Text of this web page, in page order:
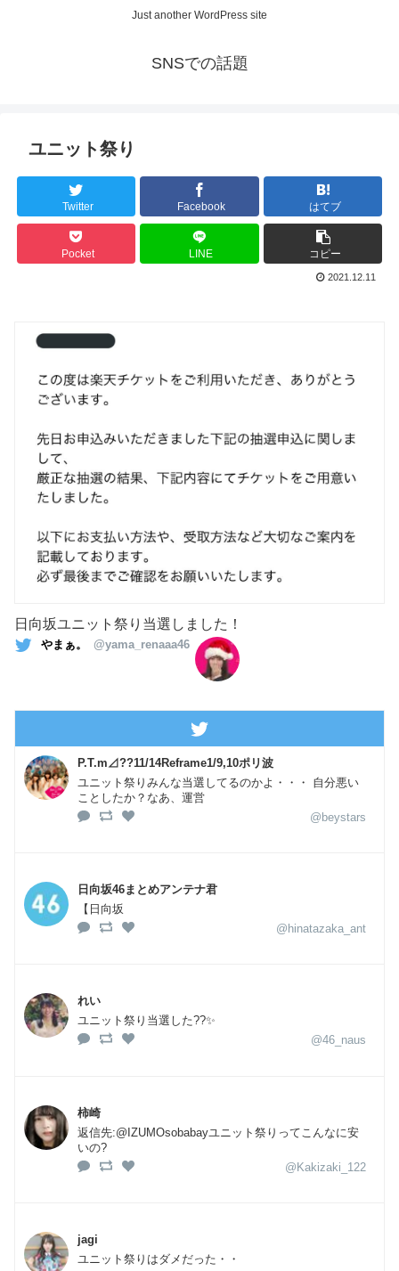
Just another WordPress site
SNSでの話題
ユニット祭り
Twitter Facebook はてブ
Pocket LINE コピー
2021.12.11
日向坂ユニット祭り当選しました！
やまぁ。 @yama_renaaa46
P.T.m⊿??11/14Reframe1/9,10ポリ波
ユニット祭りみんな当選してるのかよ・・・ 自分悪い
ことしたか？なあ、運営
@beystars
日向坂46まとめアンテナ君
【日向坂
@hinatazaka_ant
れい
ユニット祭り当選した??✨
@46_naus
柿崎
返信先:@IZUMOsobabayユニット祭りってこんなに安
いの?
@Kakizaki_122
jagi
ユニット祭りはダメだった・・